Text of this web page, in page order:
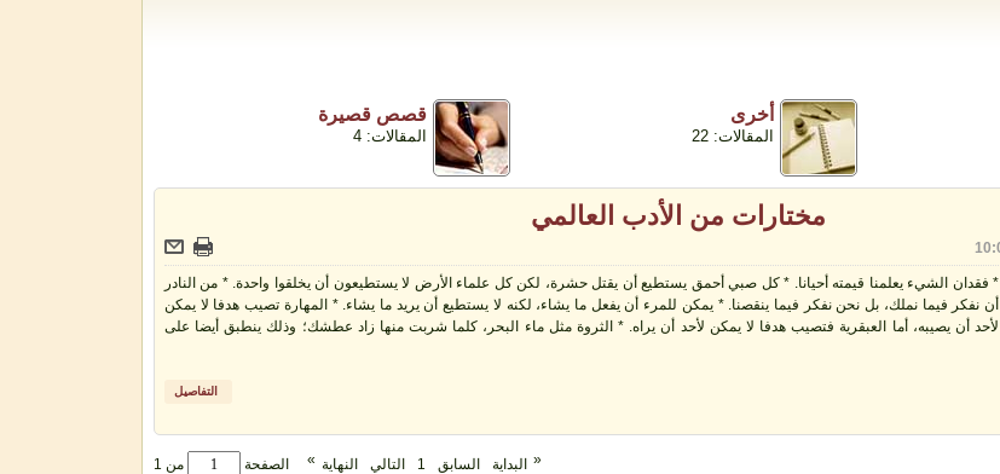
أخرى
المقالات: 22
قصص قصيرة
المقالات: 4
مختارات من الأدب العالمي
* فقدان الشيء يعلمنا قيمته أحيانا. * كل صبي أحمق يستطيع أن يقتل حشرة، لكن كل علماء الأرض لا يستطيعون أن يخلقوا واحدة. * من النادر
أن نفكر فيما نملك، بل نحن نفكر فيما ينقصنا. * يمكن للمرء أن يفعل ما يشاء، لكنه لا يستطيع أن يريد ما يشاء. * المهارة تصيب هدفا لا يمكن
لأحد أن يصيبه، أما العبقرية فتصيب هدفا لا يمكن لأحد أن يراه. * الثروة مثل ماء البحر، كلما شربت منها زاد عطشك؛ وذلك ينطبق أيضا على
التفاصيل
الصفحة من 1 « البداية السابق 1 التالي النهاية »